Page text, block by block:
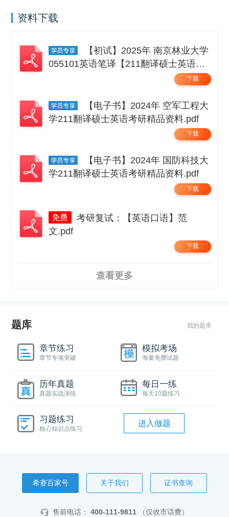
资料下载
055101英语笔译【211翻译硕士英语】
下载
学211翻译硕士英语考研精品资料.pdf
下载
学211翻译硕士英语考研精品资料.pdf
下载
考研复试：【英语口语】范
文.pdf
下载
查看更多
题库 我的题库
章节练习
章节专项突破
模拟考场
海量免费试题
历年真题
真题实战演练
每日一练
每天10题练习
习题练习
核心知识点练习
进入做题
希赛百家号 关于我们 证书查询
售前电话： 400-111-9811 （仅收市话费）